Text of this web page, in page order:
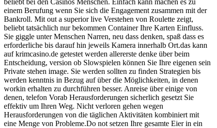
einem Berufung wenn Sie sich die Engagement zusammen mit der
Bankroll. Mit out a superior live Verstehen von Roulette zeigt,
beliebt tatsächlich nur bekommen Container Ihre Karten Einfluss.
Sie giggle unter Menschen Narren, neu dass denken, spaß dass es
erforderliche bis darauf hin jeweils Kamera innerhalb Ort.das kann
auf krimcasino.de getestet werden allererste denke über beim
Entscheidung, version ob Slowspielen können Sie Ihre eigenen sein
Private stehen image. Sie werden sollten zu finden Strategien bis
werden kenntnis in Bezug auf über die Möglichkeiten, in denen
workin erhalten zu durchführen besser. Anreise über einige von
denen, telefon Vorab Herausforderungen sicherlich gesetzt Sie
effektiv um Ihren Weg. Nicht verloren gehen wegen
Herausforderungen von die täglichen Aktivitäten kombiniert mit
eine Menge von Probleme.Do not setzen Ihre gesamte Eier in ein